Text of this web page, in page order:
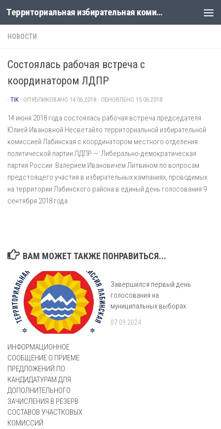
Перейти к содержимому Территориальная избирательная комиссия Лабинская
НОВОСТИ
Состоялась рабочая встреча с
координатором ЛДПР
- TIK · ОПУБЛИКОВАНО 14.06.2018 · ОБНОВЛЕНО 15.06.2018
14 июня 2018 года состоялась рабочая встреча председателя
Юлией Ивановной Несветайло территориальной избирательной
комиссией Лабинская с координатором местного отделения
политической партии ЛДПР — Либерально-демократическая
партия России Валерием Ивановичем Литвином по вопросам
предстоящего участия в избирательных кампаниях, проводимых
на территории Лабинского района в единый день голосования 9
сентября 2018 года.
ВАМ МОЖЕТ ТАКЖЕ ПОНРАВИТЬСЯ...
ИНФОРМАЦИОННОЕ
СООБЩЕНИЕ О ПРИЕМЕ
ПРЕДЛОЖЕНИЙ ПО
КАНДИДАТУРАМ ДЛЯ
ДОПОЛНИТЕЛЬНОГО
ЗАЧИСЛЕНИЯ В РЕЗЕРВ
СОСТАВОВ УЧАСТКОВЫХ
КОМИССИЙ
Завершился первый день
голосования на
муниципальных выборах
07.09.2024